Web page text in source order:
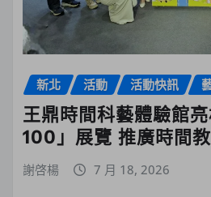
新北 活動 活動快訊
王鼎時間科藝體驗館
100」展覽 推廣時間
謝啓楊 7 月 18, 2026